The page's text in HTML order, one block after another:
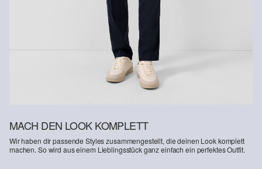
MACH DEN LOOK KOMPLETT
Wir haben dir passende Styles zusammengestellt, die deinen Look komplett
machen. So wird aus einem Lieblingsstück ganz einfach ein perfektes Outfit.